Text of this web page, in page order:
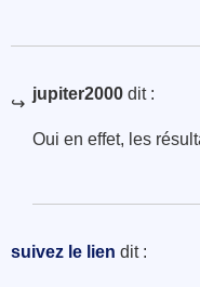
jupiter2000 dit :
Oui en effet, les
suivez le lien dit :